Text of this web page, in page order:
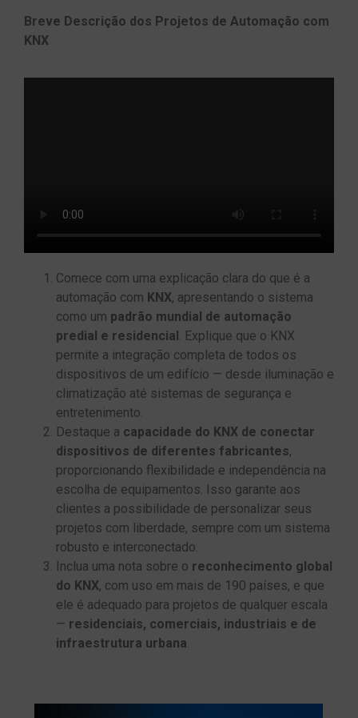
Breve Descrição dos Projetos de Automação com
KNX
Comece com uma explicação clara do que é a
automação com KNX, apresentando o sistema
como um padrão mundial de automação
predial e residencial . Explique que o KNX
permite a integração completa de todos os
dispositivos de um edifício — desde iluminação e
climatização até sistemas de segurança e
entretenimento.
Destaque a capacidade do KNX de conectar
dispositivos de diferentes fabricantes,
proporcionando flexibilidade e independência na
escolha de equipamentos. Isso garante aos
clientes a possibilidade de personalizar seus
projetos com liberdade, sempre com um sistema
robusto e interconectado.
Inclua uma nota sobre o reconhecimento global
do KNX, com uso em mais de 190 países, e que
ele é adequado para projetos de qualquer escala
— residenciais, comerciais, industriais e de
infraestrutura urbana